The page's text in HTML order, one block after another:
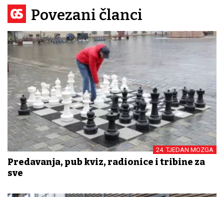
Povezani članci
24. TJEDAN MOZGA
Predavanja, pub kviz, radionice i tribine za
sve